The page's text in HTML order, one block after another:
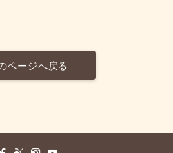
ページへ戻る